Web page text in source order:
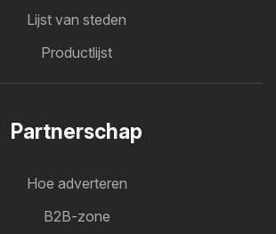
Lijst van steden
Productlijst
Partnerschap
Hoe adverteren
B2B-zone